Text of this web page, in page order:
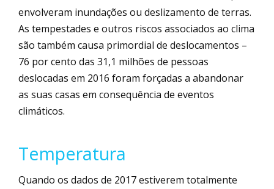
envolveram inundações ou deslizamento de terras.
As tempestades e outros riscos associados ao clima
são também causa primordial de deslocamentos –
76 por cento das 31,1 milhões de pessoas
deslocadas em 2016 foram forçadas a abandonar
as suas casas em consequência de eventos
climáticos.
Temperatura
Quando os dados de 2017 estiverem totalmente